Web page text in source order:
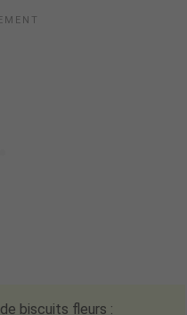
de biscuits fleurs :